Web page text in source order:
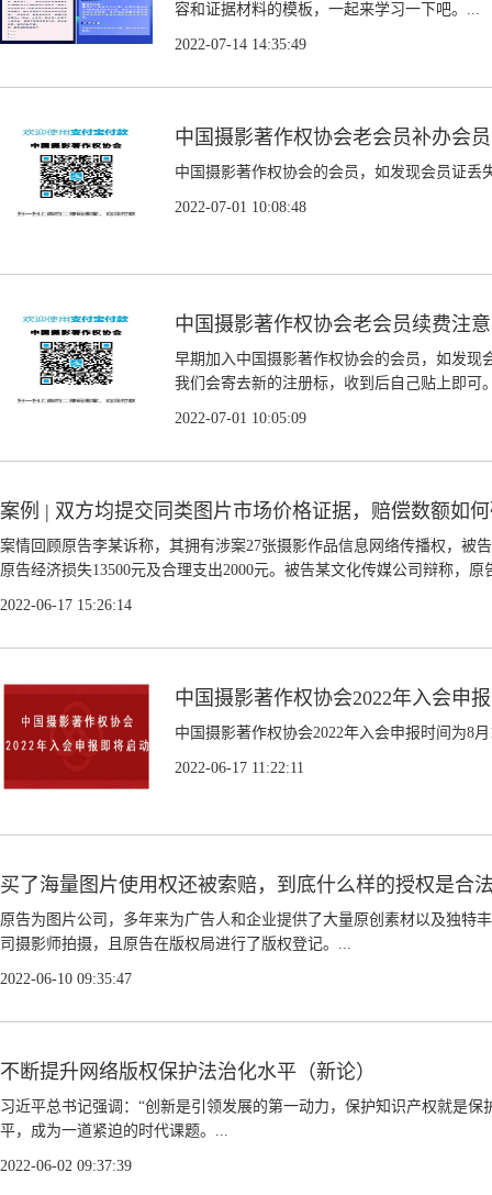
容和证据材料的模板，一起来学习一下吧。...
2022-07-14 14:35:49
中国摄影著作权协会老会员补办会
中国摄影著作权协会的会员，如发现会员证丢
2022-07-01 10:08:48
中国摄影著作权协会老会员续费注
早期加入中国摄影著作权协会的会员，如发现
我们会寄去新的注册标，收到后自己贴上即可
2022-07-01 10:05:09
案例 | 双方均提交同类图片市场价格证据，赔偿数额如
案情回顾原告李某诉称，其拥有涉案27张摄影作品信息网络传播权，被
原告经济损失13500元及合理支出2000元。被告某文化传媒公司辩称，
2022-06-17 15:26:14
中国摄影著作权协会2022年入会申
中国摄影著作权协会2022年入会申报时间为8
2022-06-17 11:22:11
买了海量图片使用权还被索赔，到底什么样的授权是合
原告为图片公司，多年来为广告人和企业提供了大量原创素材以及独特
司摄影师拍摄，且原告在版权局进行了版权登记。...
2022-06-10 09:35:47
不断提升网络版权保护法治化水平（新论）
习近平总书记强调：“创新是引领发展的第一动力，保护知识产权就是
平，成为一道紧迫的时代课题。...
2022-06-02 09:37:39